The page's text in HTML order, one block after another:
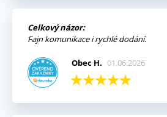
Celkový názor:
Fajn komunikace i rychlé dodání.
Obec H. 01.06.2026